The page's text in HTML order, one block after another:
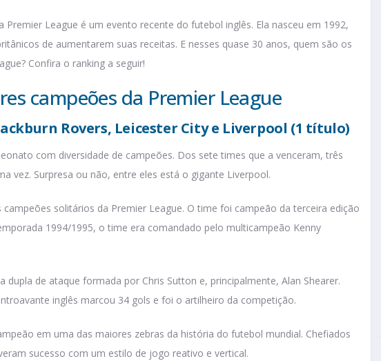
Premier League é um evento recente do futebol inglês. Ela nasceu em 1992,
de aumentarem suas receitas. E nesses quase 30 anos, quem são os
Confira o ranking a seguir!
campeões da Premier League
Rovers, Leicester City e Liverpool (1 título)
com diversidade de campeões. Dos sete times que a venceram, três
vez. Surpresa ou não, entre eles está o gigante Liverpool.
solitários da Premier League. O time foi campeão da terceira edição
1994/1995, o time era comandado pelo multicampeão Kenny
dupla de ataque formada por Chris Sutton e, principalmente, Alan Shearer.
inglês marcou 34 gols e foi o artilheiro da competição.
em uma das maiores zebras da história do futebol mundial. Chefiados
sucesso com um estilo de jogo reativo e vertical.